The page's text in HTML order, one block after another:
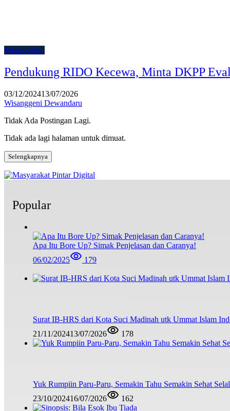
Megapolitan
Pendukung RIDO Kecewa, Minta DKPP
03/12/202413/07/2026
Wisanggeni Dewandaru
Tidak Ada Postingan Lagi.
Tidak ada lagi halaman untuk dimuat.
Selengkapnya
Popular
Apa Itu Bore Up? Simak Penjelasan dan Caranya!
06/02/2025
179
Surat IB-HRS dari Kota Suci Madinah utk Ummat Islam
21/11/202413/07/2026 178
Yuk Rumpiin Paru-Paru, Semakin Tahu Semakin Sehat
23/10/202416/07/2026 162